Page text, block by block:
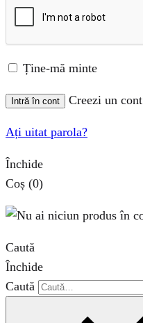
Ține-mă minte
Intră în cont Creezi un cont
Ați uitat parola?
Închide
Coș (0)
Caută
Închide
Caută